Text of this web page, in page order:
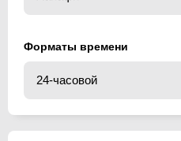
Форматы времени